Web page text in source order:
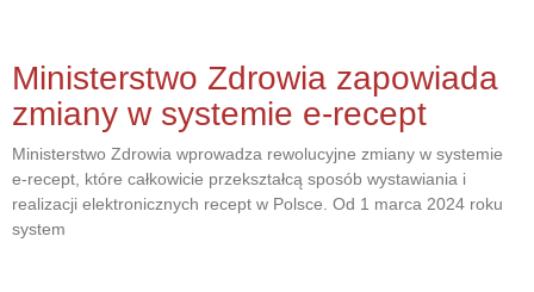
Ministerstwo Zdrowia zapowiada
zmiany w systemie e-recept
Ministerstwo Zdrowia wprowadza rewolucyjne zmiany w systemie
e-recept, które całkowicie przekształcą sposób wystawiania i
realizacji elektronicznych recept w Polsce. Od 1 marca 2024 roku
system